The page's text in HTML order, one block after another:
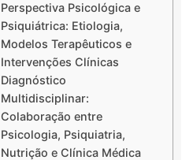
Perspectiva Psicológica e
Psiquiátrica: Etiologia,
Modelos Terapêuticos e
Intervenções Clínicas
Diagnóstico
Multidisciplinar:
Colaboração entre
Psicologia, Psiquiatria,
Nutrição e Clínica Médica